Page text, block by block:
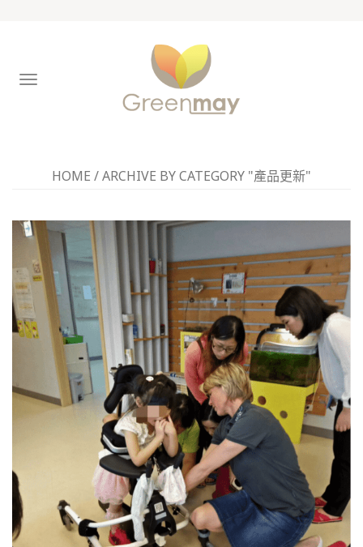
TOGGLE
NAVIGATION
HOME /ARCHIVE BY CATEGORY "產品更新"